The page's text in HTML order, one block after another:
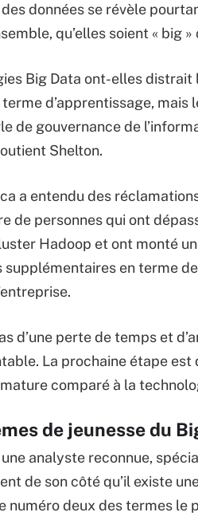
données se révèle
qu’elles soient « big
Big Data ont-elles distrait
d’apprentissage,
de gouvernance de
Shelton.
a entendu des
de personnes qui ont
Hadoop et ont monté
supplémentaires en terme
d’une perte de temps et
La prochaine étape est
comparé à la
de jeunesse du
analyste reconnue,
de son côté qu’il existe
numéro deux des termes le